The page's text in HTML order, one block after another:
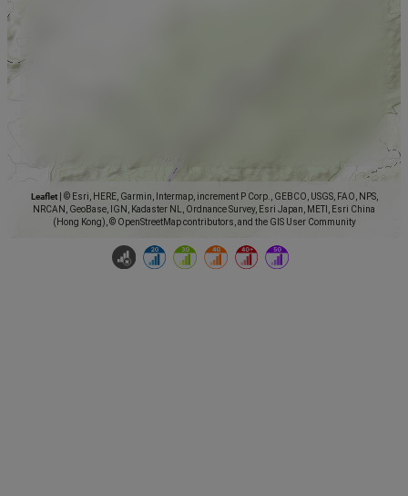
Leaflet
© Esri, HERE, Garmin, Intermap, increment P Corp., GEBCO, USGS, FAO, NPS,
NRCAN, GeoBase, IGN, Kadaster NL, Ordnance Survey, Esri Japan, METI, Esri China
(Hong Kong), © OpenStreetMap contributors, and the GIS User Community